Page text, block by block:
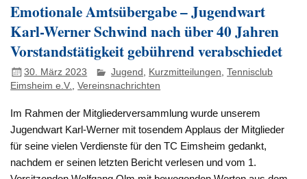
Emotionale Amtsübergabe – Jugendwart
Karl-Werner Schwind nach über 40 Jahren
Vorstandstätigkeit gebührend verabschiedet
30. März 2023 Jugend Kurzmitteilungen ,Tennisclub
Eimsheim e.V.,Vereinsnachrichten
Im Rahmen der Mitgliederversammlung wurde unserem
Jugendwart Karl-Werner mit tosendem Applaus der Mitglieder
für seine vielen Verdienste für den TC Eimsheim gedankt,
nachdem er seinen letzten Bericht verlesen und vom 1.